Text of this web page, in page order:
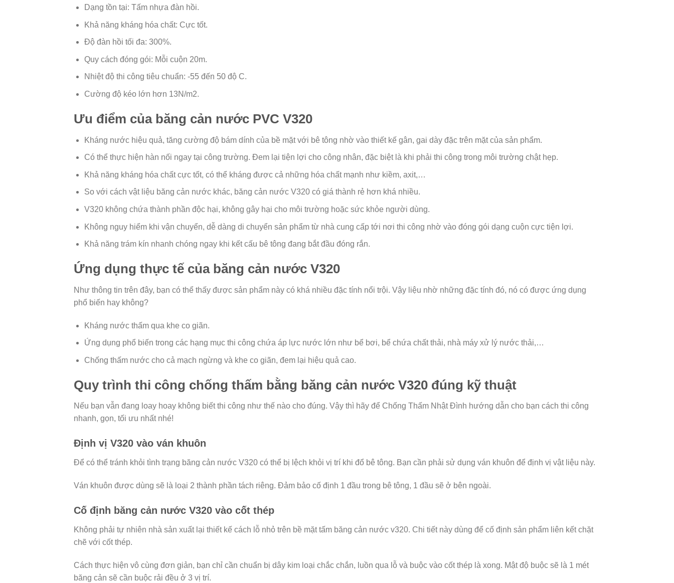
Dạng tồn tại: Tấm nhựa đàn hồi.
Khả năng kháng hóa chất: Cực tốt.
Độ đàn hồi tối đa: 300%.
Quy cách đóng gói: Mỗi cuộn 20m.
Nhiệt độ thi công tiêu chuẩn: -55 đến 50 độ C.
Cường độ kéo lớn hơn 13N/m2.
Ưu điểm của băng cản nước PVC V320
Kháng nước hiệu quả, tăng cường độ bám dính của bề mặt với bê tông nhờ vào thiết kế gân, gai dày đặc trên mặt của sản phẩm.
Có thể thực hiện hàn nối ngay tại công trường. Đem lại tiện lợi cho công nhân, đặc biệt là khi phải thi công trong môi trường chật hẹp.
Khả năng kháng hóa chất cực tốt, có thể kháng được cả những hóa chất mạnh như kiềm, axit,…
So với cách vật liệu băng cản nước khác, băng cản nước V320 có giá thành rẻ hơn khá nhiều.
V320 không chứa thành phần độc hại, không gây hại cho môi trường hoặc sức khỏe người dùng.
Không nguy hiểm khi vận chuyển, dễ dàng di chuyển sản phẩm từ nhà cung cấp tới nơi thi công nhờ vào đóng gói dạng cuộn cực tiện lợi.
Khả năng trám kín nhanh chóng ngay khi kết cấu bê tông đang bắt đầu đóng rắn.
Ứng dụng thực tế của băng cản nước V320
Như thông tin trên đây, bạn có thể thấy được sản phẩm này có khá nhiều đặc tính nổi trội. Vậy liệu nhờ những đặc tính đó, nó có được ứng dụng
phổ biến hay không?
Kháng nước thấm qua khe co giãn.
Ứng dụng phổ biến trong các hạng mục thi công chứa áp lực nước lớn như bể bơi, bể chứa chất thải, nhà máy xử lý nước thải,…
Chống thấm nước cho cả mạch ngừng và khe co giãn, đem lại hiệu quả cao.
Quy trình thi công chống thấm bằng băng cản nước V320 đúng kỹ thuật
Nếu bạn vẫn đang loay hoay không biết thi công như thế nào cho đúng. Vậy thì hãy để Chống Thấm Nhật Đình hướng dẫn cho bạn cách thi công
nhanh, gọn, tối ưu nhất nhé!
Định vị V320 vào ván khuôn
Để có thể tránh khỏi tình trạng băng cản nước V320 có thể bị lệch khỏi vị trí khi đổ bê tông. Bạn cần phải sử dụng ván khuôn để định vị vật liệu này.
Ván khuôn được dùng sẽ là loại 2 thành phần tách riêng. Đảm bảo cố định 1 đầu trong bê tông, 1 đầu sẽ ở bên ngoài.
Cố định băng cản nước V320 vào cốt thép
Không phải tự nhiên nhà sản xuất lại thiết kế cách lỗ nhỏ trên bề mặt tấm băng cản nước v320. Chi tiết này dùng để cố định sản phẩm liên kết chặt
chẽ với cốt thép.
Cách thực hiện vô cùng đơn giản, bạn chỉ cần chuẩn bị dây kim loại chắc chắn, luồn qua lỗ và buộc vào cốt thép là xong. Mật độ buộc sẽ là 1 mét
băng cản sẽ cần buộc rải đều ở 3 vị trí.